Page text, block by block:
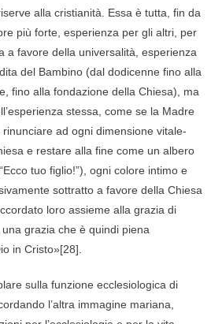
alla cristianità. Essa è tutta, fin da
più forte, esperienza per gli altri, per
a favore della universalità, esperienza
del Bambino (dal dodicenne fino alla
fino alla fondazione della Chiesa), ma
stessa, come se la Madre
ad ogni dimensione vitale-
e restare alla fine come un albero
tuo figlio!”), ogni colore intimo e
sottratto a favore della Chiesa
loro assieme alla grazia di
grazia che è quindi piena
in Cristo»[28].
sulla funzione ecclesiologica di
l’altra immagine mariana,